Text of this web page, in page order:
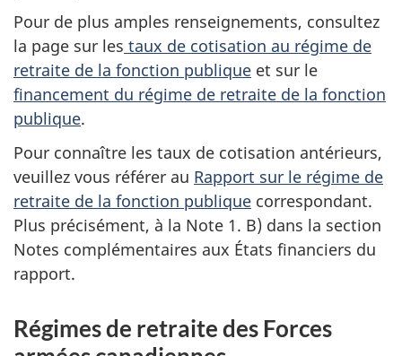
Pour de plus amples renseignements, consultez
la page sur les taux de cotisation au régime de
retraite de la fonction publique et sur le
financement du régime de retraite de la fonction
publique.
Pour connaître les taux de cotisation antérieurs,
veuillez vous référer au Rapport sur le régime de
retraite de la fonction publique correspondant.
Plus précisément, à la Note 1. B) dans la section
Notes complémentaires aux États financiers du
rapport.
Régimes de retraite des Forces